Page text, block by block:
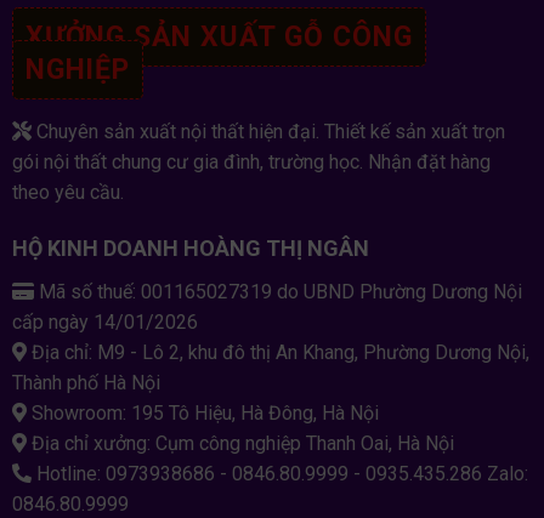
XƯỞNG SẢN XUẤT GỖ CÔNG
NGHIỆP
Chuyên sản xuất nội thất hiện đại. Thiết kế sản xuất trọn
gói nội thất chung cư gia đình, trường học. Nhận đặt hàng
theo yêu cầu.
HỘ KINH DOANH HOÀNG THỊ NGÂN
Mã số thuế: 001165027319 do UBND Phường Dương Nội
cấp ngày 14/01/2026
Địa chỉ: M9 - Lô 2, khu đô thị An Khang, Phường Dương Nội,
Thành phố Hà Nội
Showroom: 195 Tô Hiệu, Hà Đông, Hà Nội
Địa chỉ xưởng: Cụm công nghiệp Thanh Oai, Hà Nội
Hotline: 0973938686 - 0846.80.9999 - 0935.435.286 Zalo:
0846.80.9999